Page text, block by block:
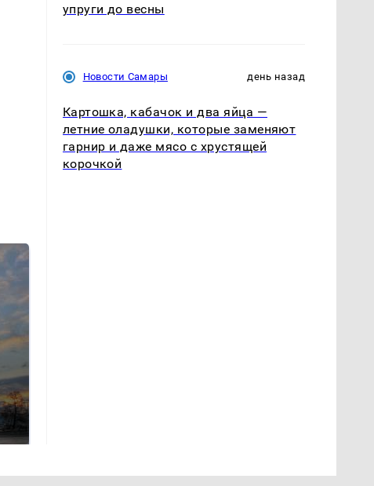
упруги до весны
Новости Самары день назад
Картошка, кабачок и два яйца —
летние оладушки, которые заменяют
гарнир и даже мясо с хрустящей
корочкой